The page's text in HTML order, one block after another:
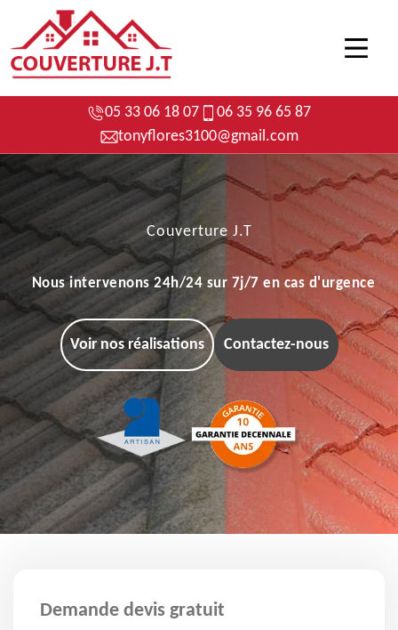
05 33 06 18 07
06 35 96 65 87
tonyflores3100@gmail.com
Couverture J.T
Nous intervenons 24h/24 sur 7j/7 en cas d'urgence
Voir nos réalisations Contactez-nous
Demande devis gratuit